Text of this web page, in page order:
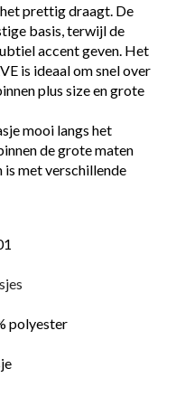
prettig draagt. De
basis, terwijl de
accent geven. Het
is ideaal om snel over
plus size en grote
mooi langs het
de grote maten
met verschillende
polyester